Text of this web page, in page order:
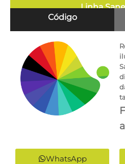
Linha
Código
WhatsApp